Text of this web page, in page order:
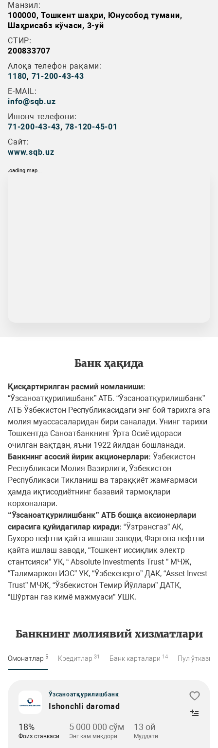
Манзил:
100000, Тошкент шаҳри, Юнусобод тумани,
Шаҳрисабз кўчаси, 3-уй
СТИР:
200833707
Алоқа телефон рақами:
1180, 71-200-43-43
E-MAIL:
info@sqb.uz
Ишонч телефони:
71-200-43-43, 78-120-45-01
Сайт:
www.sqb.uz
loading map...
Банк ҳақида
Қисқартирилган расмий номланиши:
“Ўзсаноатқурилишбанк” АТБ. “Ўзсаноатқурилишбанк”
АТБ Ўзбекистон Республикасидаги энг бой тарихга эга
молия муассасаларидан бири саналади. Унинг тарихи
Тошкентда Саноатбанкнинг Ўрта Осиё идораси
очилган вақтдан, яъни 1922 йилдан бошланади.
Банкнинг асосий йирик акционерлари: Ўзбекистон
Республикаси Молия Вазирлиги, Ўзбекистон
Республикаси Тикланиш ва тараққиёт жамғармаси
ҳамда иқтисодиётнинг базавий тармоқлари
корхоналари.
“Ўзсаноатқурилишбанк” АТБ бошқа аксионерлари
сирасига қуйидагилар киради: “Ўзтрансгаз” АК,
Бухоро нефтни қайта ишлаш заводи, Фарғона нефтни
қайта ишлаш заводи, “Тошкент иссиқлик электр
стантсияси” УК, “ Absolute Investments Trust ” МЧЖ,
“Талимаржон ИЭС” УК, “Ўзбекенерго” ДАК, “Asset Invest
Trust” МЧЖ, “Ўзбекистон Темир Йўллари” ДАТК,
“Шўртан газ кимё мажмуаси” УШК.
Банкнинг молиявий хизматлари
Омонатлар 5 Кредитлар 31 Банк карталари 14 Пул
Ўзсаноатқурилишбанк
Ishonchli daromad
18%
Фоиз ставкаси
5 000 000 сўм
Энг кам миқдори
13 oй
Муддати